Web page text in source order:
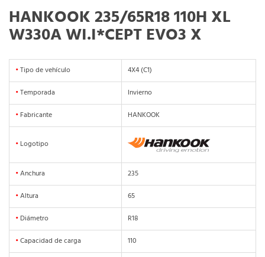
HANKOOK 235/65R18 110H XL
W330A WI.I*CEPT EVO3 X
•Tipo de vehículo
4X4 (C1)
•Temporada
Invierno
• Fabricante HANKOOK
• Logotipo
•Anchura
235
•Altura
65
• Diámetro
R18
•Capacidad de carga
110